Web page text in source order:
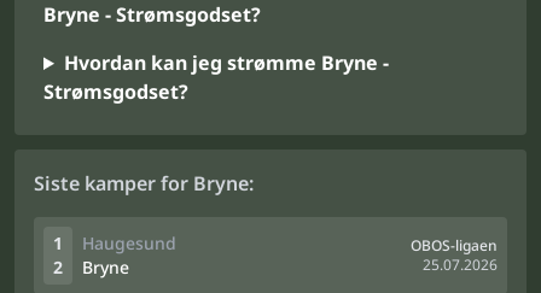
Bryne - Strømsgodset?
Hvordan kan jeg strømme Bryne -
Strømsgodset?
Siste kamper for Bryne:
1
2
Haugesund
Bryne
OBOS-ligaen
25.07.2026